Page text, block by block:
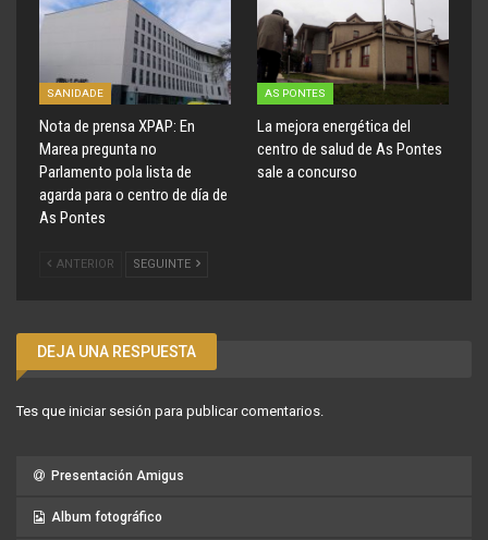
SANIDADE
Nota de prensa XPAP: En
Marea pregunta no
Parlamento pola lista de
agarda para o centro de día de
As Pontes
AS PONTES
La mejora energética del
centro de salud de As Pontes
sale a concurso
ANTERIOR SEGUINTE
DEJA UNA RESPUESTA
Tes que iniciar sesión para publicar comentarios.
Presentación Amigus
Album fotográfico